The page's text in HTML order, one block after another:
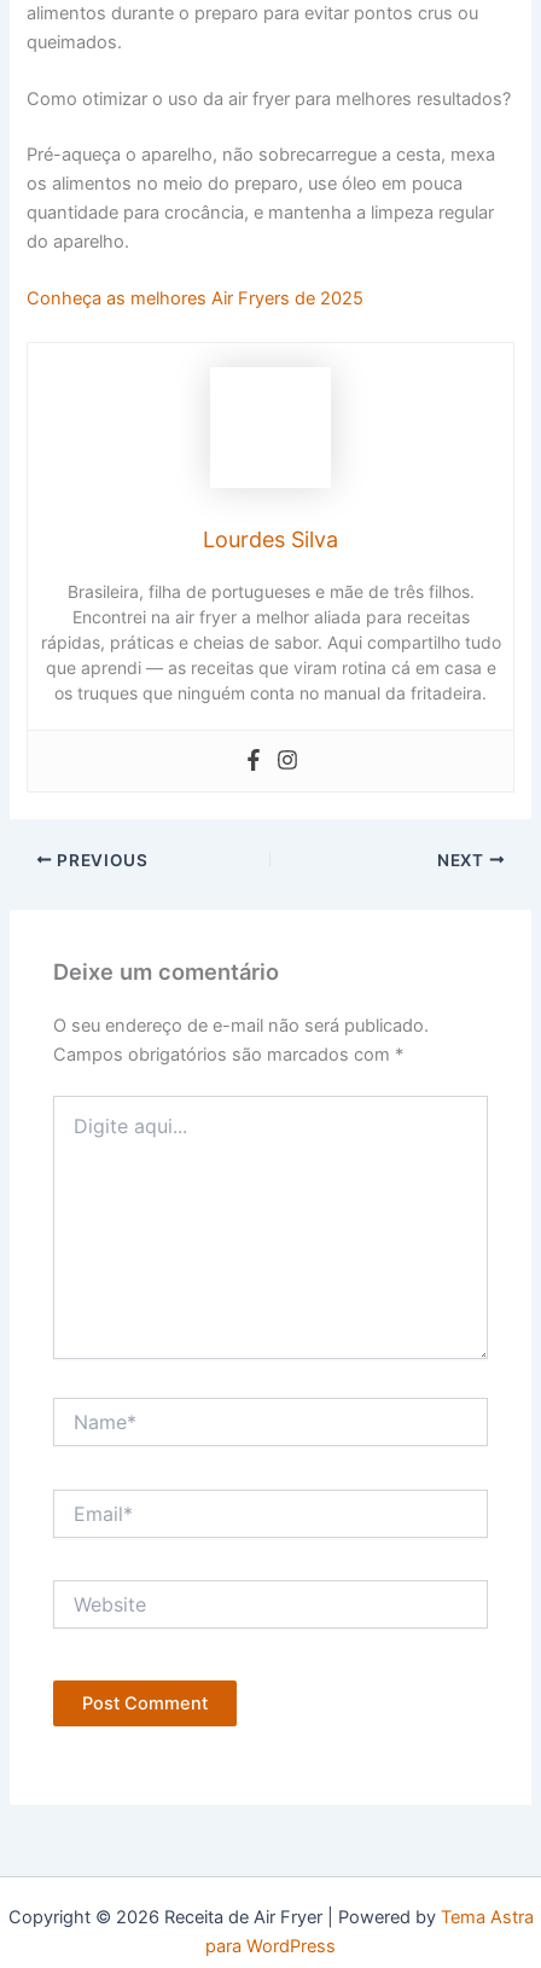
alimentos durante o preparo para evitar pontos crus ou
queimados.
Como otimizar o uso da air fryer para melhores resultados?
Pré-aqueça o aparelho, não sobrecarregue a cesta, mexa
os alimentos no meio do preparo, use óleo em pouca
quantidade para crocância, e mantenha a limpeza regular
do aparelho.
Conheça as melhores Air Fryers de 2025
Lourdes Silva
Brasileira, filha de portugueses e mãe de três filhos.
Encontrei na air fryer a melhor aliada para receitas
rápidas, práticas e cheias de sabor. Aqui compartilho tudo
que aprendi — as receitas que viram rotina cá em casa e
os truques que ninguém conta no manual da fritadeira.
PREVIOUS NEXT
Deixe um comentário
O seu endereço de e-mail não será publicado.
Campos obrigatórios são marcados com *
aqui...
Copyright © 2026 Receita de Air Fryer | Powered by Tema Astra
para WordPress